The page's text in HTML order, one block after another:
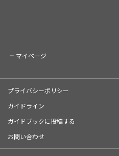
マイページ
プライバシーポリシー
ガイドライン
ガイドブックに投稿する
お問い合わせ